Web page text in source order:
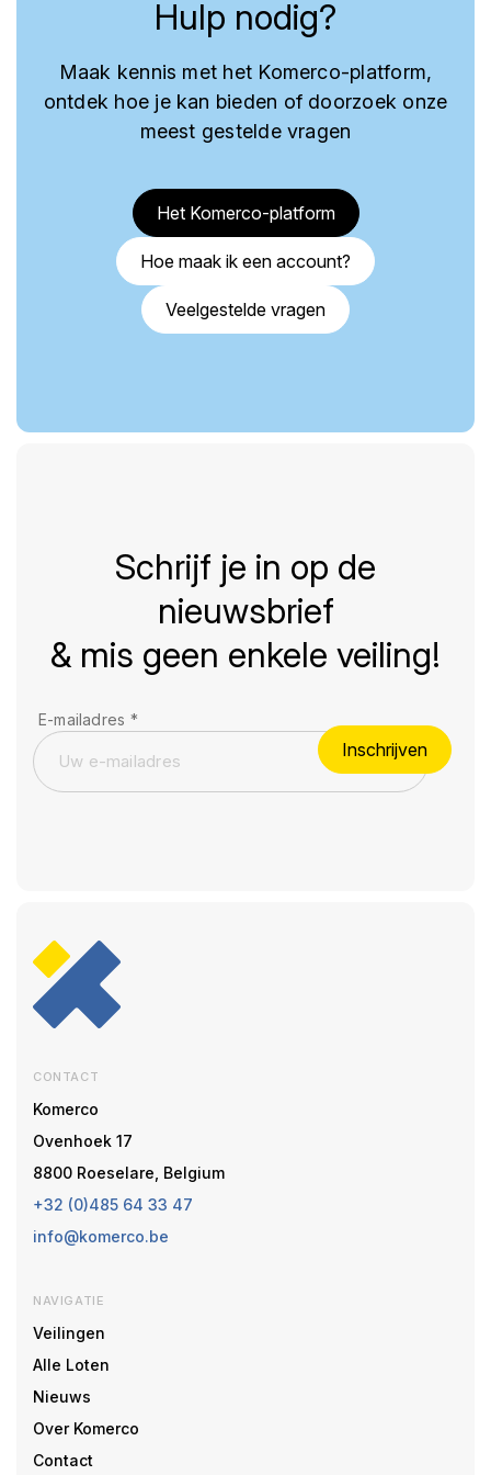
Hulp nodig?
Maak kennis met het Komerco-platform,
ontdek hoe je kan bieden of doorzoek onze
meest gestelde vragen
Het Komerco-platform
Hoe maak ik een account?
Veelgestelde vragen
Schrijf je in op de
nieuwsbrief
& mis geen enkele veiling!
E-mailadres *
Inschrijven
CONTACT
Komerco
Ovenhoek 17
8800 Roeselare, Belgium
+32 (0)485 64 33 47
info@komerco.be
NAVIGATIE
Veilingen
Alle Loten
Nieuws
Over Komerco
Contact